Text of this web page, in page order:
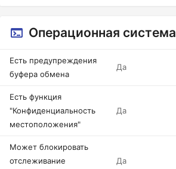
Операционная система
Есть предупреждения
буфера обмена
Да
Есть функция
"Конфиденциальность
местоположения"
Да
Может блокировать
отслеживание
Да